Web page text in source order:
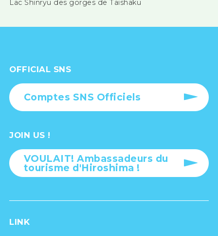
Lac Shinryu des gorges de Taishaku
OFFICIAL SNS
Comptes SNS Officiels
JOIN US !
VOULAIT! Ambassadeurs du
tourisme d'Hiroshima !
LINK